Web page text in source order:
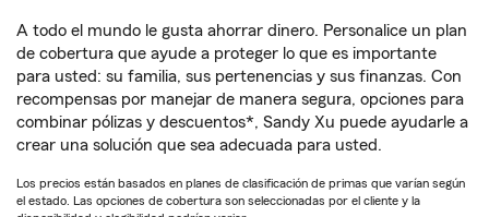
A todo el mundo le gusta ahorrar dinero. Personalice un plan
de cobertura que ayude a proteger lo que es importante
para usted: su familia, sus pertenencias y sus finanzas. Con
recompensas por manejar de manera segura, opciones para
combinar pólizas y descuentos*, Sandy Xu puede ayudarle a
crear una solución que sea adecuada para usted.
Los precios están basados en planes de clasificación de primas que varían según
el estado. Las opciones de cobertura son seleccionadas por el cliente y la